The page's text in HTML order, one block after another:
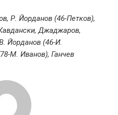
Р. Йорданов (46-Петков),
Джаджаров,
Йорданов (46-И.
М. Иванов), Ганчев